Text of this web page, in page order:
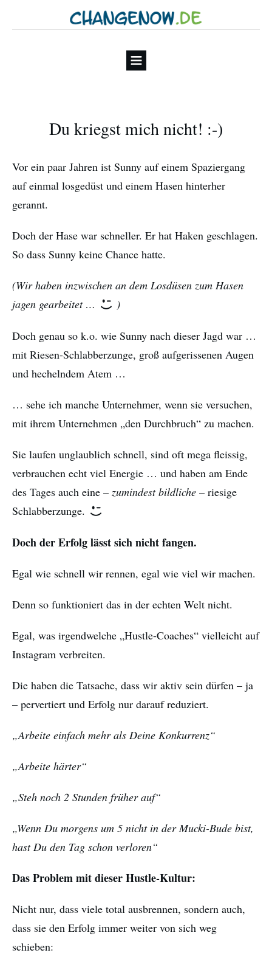
Du kriegst mich nicht! :-)
Vor ein paar Jahren ist Sunny auf einem Spaziergang
auf einmal losgedüst und einem Hasen hinterher
gerannt.
Doch der Hase war schneller. Er hat Haken geschlagen.
So dass Sunny keine Chance hatte.
(Wir haben inzwischen an dem Losdüsen zum Hasen
jagen gearbeitet …
)
Doch genau so k.o. wie Sunny nach dieser Jagd war …
mit Riesen-Schlabberzunge, groß aufgerissenen Augen
und hechelndem Atem …
… sehe ich manche Unternehmer, wenn sie versuchen,
mit ihrem Unternehmen „den Durchbruch“ zu machen.
Sie laufen unglaublich schnell, sind oft mega fleissig,
verbrauchen echt viel Energie … und haben am Ende
des Tages auch eine – zumindest bildliche – riesige
Schlabberzunge.
Doch der Erfolg lässt sich nicht fangen.
Egal wie schnell wir rennen, egal wie viel wir machen.
Denn so funktioniert das in der echten Welt nicht.
Egal, was irgendwelche „Hustle-Coaches“ vielleicht auf
Instagram verbreiten.
Die haben die Tatsache, dass wir aktiv sein dürfen – ja
– pervertiert und Erfolg nur darauf reduziert.
„Arbeite einfach mehr als Deine Konkurrenz“
„Arbeite härter“
„Steh noch 2 Stunden früher auf“
„Wenn Du morgens um 5 nicht in der Mucki-Bude bist,
hast Du den Tag schon verloren“
Das Problem mit dieser Hustle-Kultur:
Nicht nur, dass viele total ausbrennen, sondern auch,
dass sie den Erfolg immer weiter von sich weg
schieben: